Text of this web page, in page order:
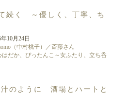
続く ～優しく、丁寧、ち
年10月24日
（中村桃子）／斎藤さん
はだか、ぴったんこ～女ふたり、立ち呑
のように 酒場とハートと